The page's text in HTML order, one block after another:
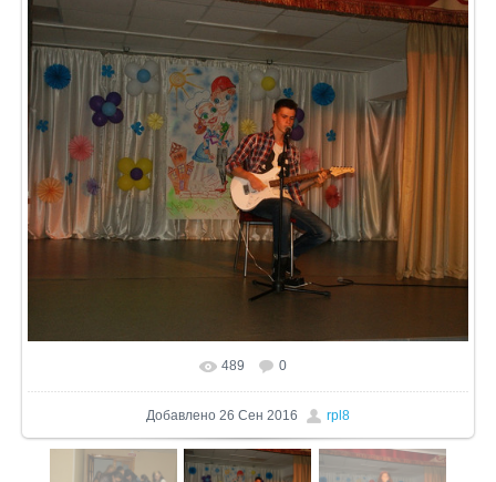
В реальном размере 1024x799
489 0
Добавлено 26 Сен 2016 rpl8